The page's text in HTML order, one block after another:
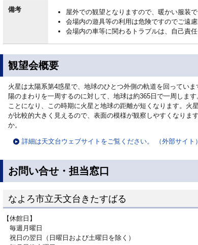
備考
屋外での観望となりますので、暖かい服装で
会場内の遊具等の利用は危険ですのでご遠慮
会場内の車等に関わるトラブルは、自己責任
観望会概要
火星は太陽系第4惑星で、地球のひとつ外側の軌道を回ってい
陽のまわりを一周するのに対して、地球は約365日で一周しま
ことになり、この時期に火星と地球の距離が短くなります。火
が比較的大きく見えるので、表面の模様が観察しやすくなりま
か。
詳細は天文台ウェブサイトをご覧ください。 （外部サイト）
お問い合せ・担当窓口
なよろ市立天文台きたすばる
【休館日】
毎週月曜日
祝日の翌日（日曜日および土曜日を除く）